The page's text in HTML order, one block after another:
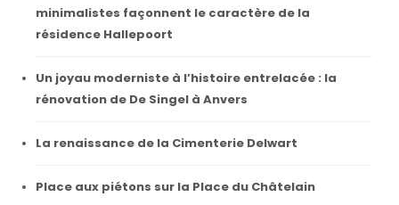
minimalistes façonnent le caractère de la
résidence Hallepoort
Un joyau moderniste à l’histoire entrelacée : la
rénovation de De Singel à Anvers
La renaissance de la Cimenterie Delwart
Place aux piétons sur la Place du Châtelain